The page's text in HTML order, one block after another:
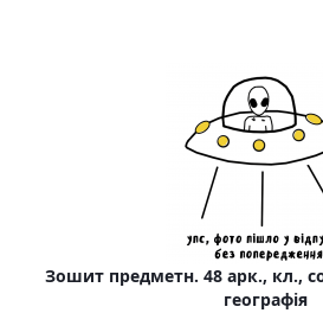
Зошит предметн. 48 арк., кл.,
географія